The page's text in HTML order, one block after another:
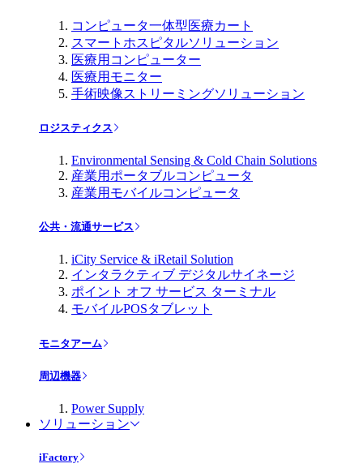
コンピュータ一体型医療カート
スマートホスピタルソリューション
医療用コンピューター
医療用モニター
手術映像ストリーミングソリューション
ロジスティクス
Environmental Sensing & Cold Chain Solutions
産業用ポータブルコンピュータ
産業用モバイルコンピュータ
公共・流通サービス
iCity Service & iRetail Solution
インタラクティブ デジタルサイネージ
ポイント オフ サービス ターミナル
モバイルPOSタブレット
モニタアーム
周辺機器
Power Supply
ソリューション
iFactory